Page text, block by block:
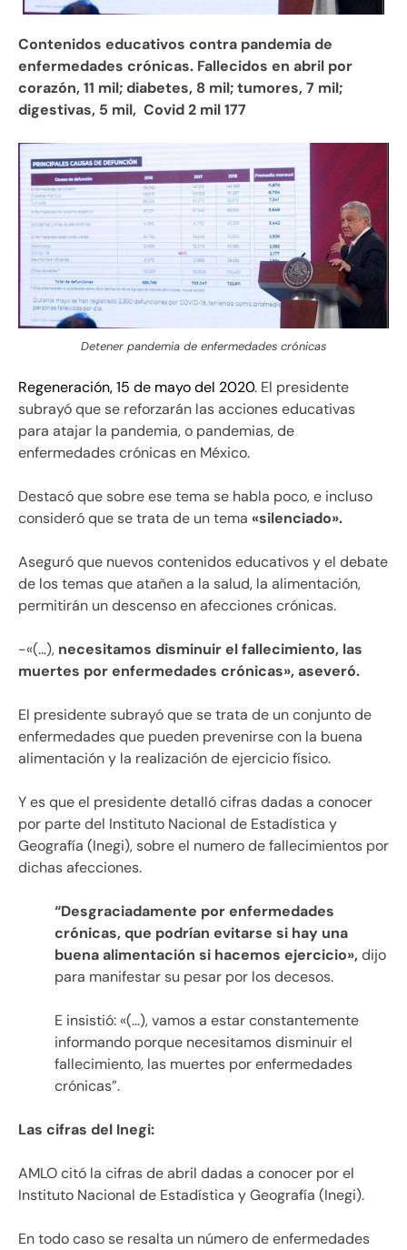
Contenidos educativos contra pandemia de
enfermedades crónicas. Fallecidos en abril por
corazón, 11 mil; diabetes, 8 mil; tumores, 7 mil;
digestivas, 5 mil, Covid 2 mil 177
Detener pandemia de enfermedades crónicas
Regeneración, 15 de mayo del 2020. El presidente
subrayó que se reforzarán las acciones educativas
para atajar la pandemia, o pandemias, de
enfermedades crónicas en México.
Destacó que sobre ese tema se habla poco, e incluso
consideró que se trata de un tema «silenciado».
Aseguró que nuevos contenidos educativos y el debate
de los temas que atañen a la salud, la alimentación,
permitirán un descenso en afecciones crónicas.
-«(…), necesitamos disminuir el fallecimiento, las
muertes por enfermedades crónicas», aseveró.
El presidente subrayó que se trata de un conjunto de
enfermedades que pueden prevenirse con la buena
alimentación y la realización de ejercicio físico.
Y es que el presidente detalló cifras dadas a conocer
por parte del Instituto Nacional de Estadística y
Geografía (Inegi), sobre el numero de fallecimientos por
dichas afecciones.
“Desgraciadamente por enfermedades
crónicas, que podrían evitarse si hay una
buena alimentación si hacemos ejercicio», dijo
para manifestar su pesar por los decesos.
E insistió: «(…), vamos a estar constantemente
informando porque necesitamos disminuir el
fallecimiento, las muertes por enfermedades
crónicas”.
Las cifras del Inegi:
AMLO citó la cifras de abril dadas a conocer por el
Instituto Nacional de Estadística y Geografía (Inegi).
En todo caso se resalta un número de enfermedades